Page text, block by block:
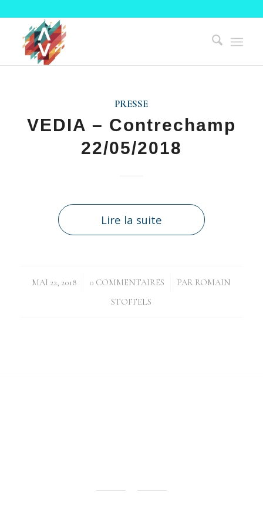
PRESSE
VEDIA – Contrechamp
22/05/2018
Lire la suite
MAI 22, 2018
/ 0 COMMENTAIRES
/ PAR ROMAIN
STOFFELS